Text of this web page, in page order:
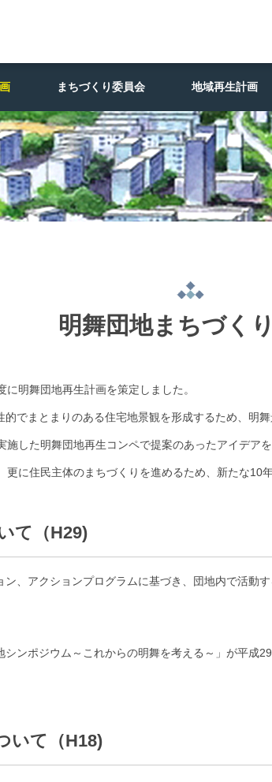
まちづくり委員会 地域再生計画
明舞団地まちづく
明舞団地再生計画を策定しました。
でまとまりのある住宅地景観を形成するため、明
した明舞団地再生コンペで提案のあったアイデア
に住民主体のまちづくりを進めるため、新たな10
て（H29)
、アクションプログラムに基づき、団地内で活動
ンポジウム～これからの明舞を考える～」が平成
いて（H18)